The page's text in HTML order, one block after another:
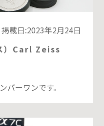
掲載日:2023年2月24日
）Carl Zeiss
バーワンです。